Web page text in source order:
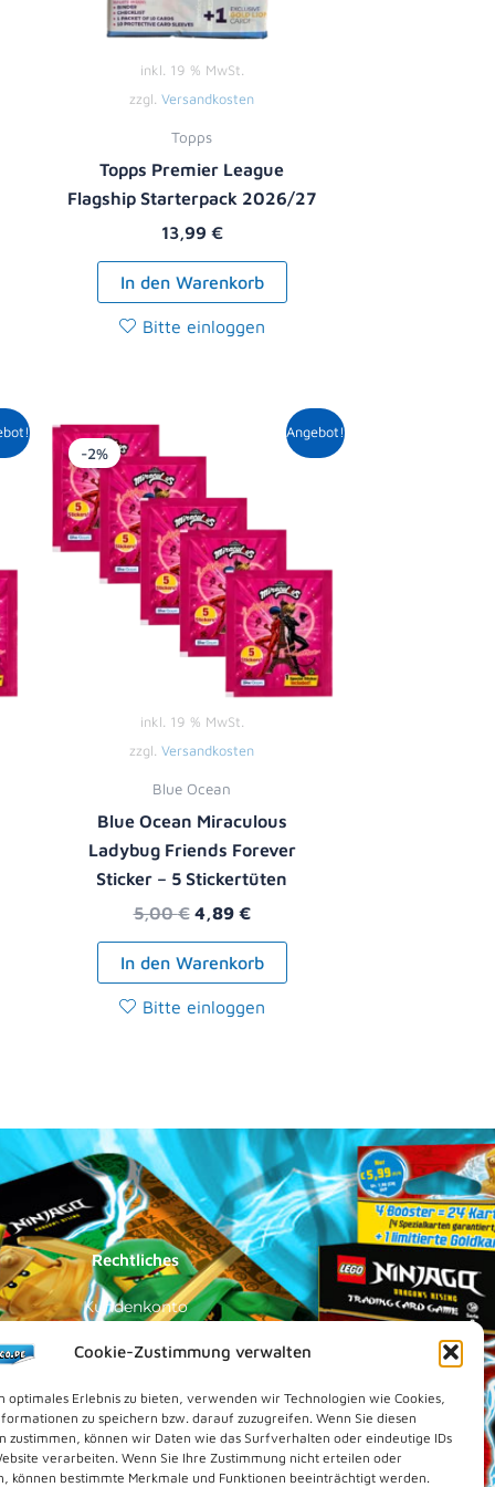
Cookie-Zustimmung verwalten
optimales Erlebnis zu bieten, verwenden wir Technologien wie Cookies,
zu speichern bzw. darauf zuzugreifen. Wenn Sie diesen
zustimmen, können wir Daten wie das Surfverhalten oder eindeutige IDs
verarbeiten. Wenn Sie Ihre Zustimmung nicht erteilen oder
können bestimmte Merkmale und Funktionen beeinträchtigt werden.
inkl. 19 % MwSt.
zzgl. Versandkosten
Topps
Topps Premier League
Flagship Starterpack 2026/27
13,99 €
In den Warenkorb
Bitte einloggen
Angebot!
-2%
inkl. 19 % MwSt.
zzgl. Versandkosten
Blue Ocean
Blue Ocean Miraculous
Ladybug Friends Forever
Sticker – 5 Stickertüten
5,00€
Ursprünglicher
war:
5,00 €
4,89 €
Aktueller
Preis
In den Warenkorb
Bitte einloggen
Rechtliches
Kundenkonto
Impressum
Cookies (EU)
Vertrag widerrufen
Kontakt